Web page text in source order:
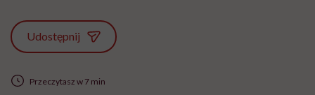
Udostępnij
Przeczytasz w 7 min